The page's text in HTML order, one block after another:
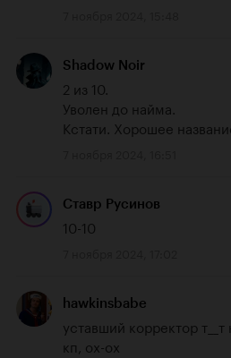
Shadow Noir
2 из 10.
Уволен до найма.
Кстати. Хорошее
Ставр Русинов
10-10
hawkinsbabe
уставший корректор
кп, ох-ох